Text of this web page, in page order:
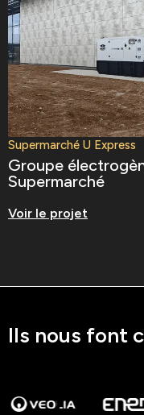
Supermarché U Express
Groupe
Supermarché
Voir le projet
Ils nous font